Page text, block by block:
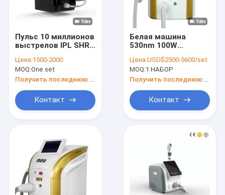
Пульс 10 миллионов
выстрелов IPL SHR
фильтрами
Цена:1500-2000
MOQ:One set
Контакт
Белая машина
530nm 100W
430nm IPL
Цена:USD$2500-5600/set
MOQ:1 НАБОР
Контакт